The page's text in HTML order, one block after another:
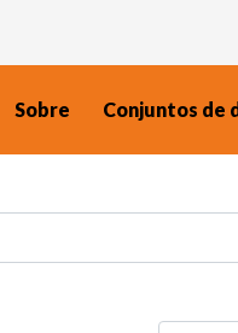
Sobre Conjuntos de